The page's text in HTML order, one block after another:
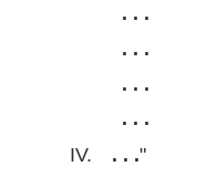
. . .
. . .
. . .
. . .
IV.
. . ."